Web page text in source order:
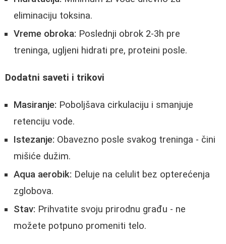
eliminaciju toksina.
Vreme obroka: Poslednji obrok 2-3h pre
treninga, ugljeni hidrati pre, proteini posle.
Dodatni saveti i trikovi
Masiranje: Poboljšava cirkulaciju i smanjuje
retenciju vode.
Istezanje: Obavezno posle svakog treninga - čini
mišiće dužim.
Aqua aerobik: Deluje na celulit bez opterećenja
zglobova.
Stav: Prihvatite svoju prirodnu građu - ne
možete potpuno promeniti telo.